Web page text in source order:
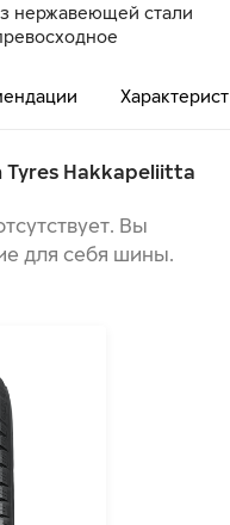
нержавеющей стали
и снегу —
стали
и стабильность
арамидом
Tyres Hakkapeliitta
Вы
для себя шины.
9 SUV